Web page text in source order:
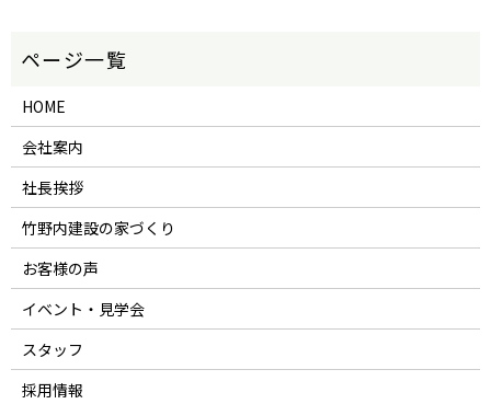
HOME
会社案内
社長挨拶
竹野内建設の家づくり
お客様の声
イベント・見学会
スタッフ
採用情報